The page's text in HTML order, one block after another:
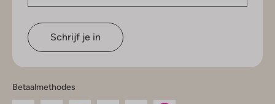
Schrijf je in
Betaalmethodes